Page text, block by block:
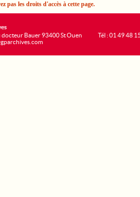
pas les droits d'accès à cette page.
docteur Bauer 93400 St Ouen
Tél : 01 49 48